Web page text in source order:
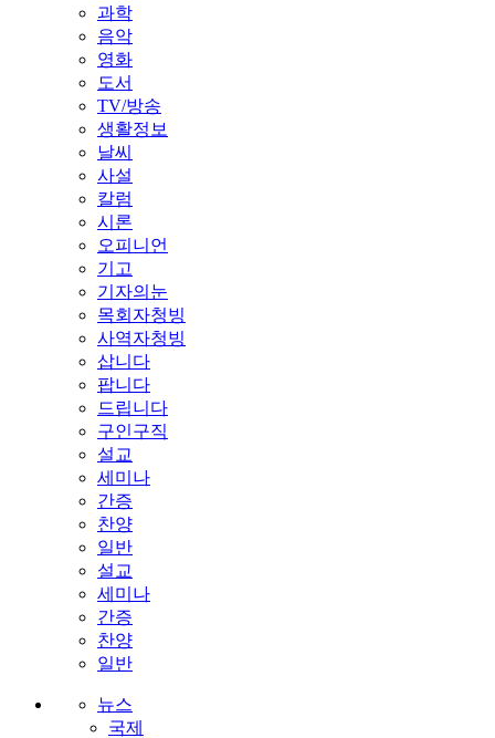
과학
음악
영화
도서
TV/방송
생활정보
날씨
사설
칼럼
시론
오피니언
기고
기자의눈
목회자청빙
사역자청빙
삽니다
팝니다
드립니다
구인구직
설교
세미나
간증
찬양
일반
설교
세미나
간증
찬양
일반
뉴스
국제